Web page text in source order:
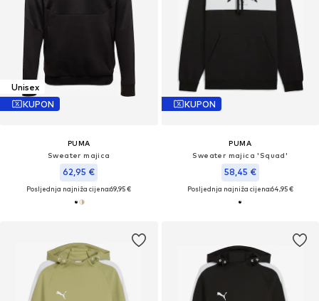
Unisex
KUPON
PUMA
Sweater majica
62,95 €
Posljednja najniža cijena:69,95 €
KUPON
PUMA
Sweater majica 'Squad'
58,45 €
Posljednja najniža cijena:64,95 €